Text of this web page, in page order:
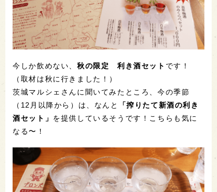
今しか飲めない、秋の限定 利き酒セット です！
（取材は秋に行きました！）
茨城マルシェさんに聞いてみたところ、今の季節
（12月以降から）は、なんと
「搾りたて新酒の利き
酒セット」
を提供しているそうです！こちらも気に
なる〜！